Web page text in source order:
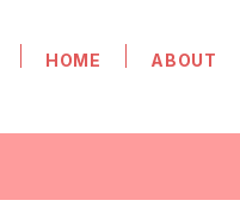
HOME ABOUT